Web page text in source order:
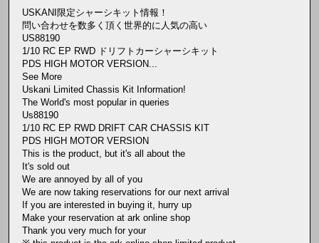
USKANI限定シャーシキット情報！
問い合わせを数多く頂く世界的に人気の高い
US88190
1/10 RC EP RWD ドリフトカーシャーシキット
PDS HIGH MOTOR VERSION...
See More
Uskani Limited Chassis Kit Information!
The World's most popular in queries
Us88190
1/10 RC EP RWD DRIFT CAR CHASSIS KIT
PDS HIGH MOTOR VERSION
This is the product, but it's all about the
It's sold out
We are annoyed by all of you
We are now taking reservations for our next arrival
If you are interested in buying it, hurry up
Make your reservation at ark online shop
Thank you very much for your